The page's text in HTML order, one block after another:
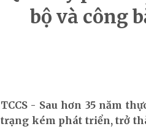
bộ và công
TCCS - Sau hơn 35 năm
trạng kém phát triển, trở